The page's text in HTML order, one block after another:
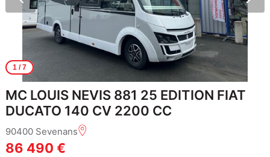
1/ 7
MC LOUIS NEVIS 881 25 EDITION FIAT
DUCATO 140 CV 2200 CC
90400 Sevenans
86 490 €